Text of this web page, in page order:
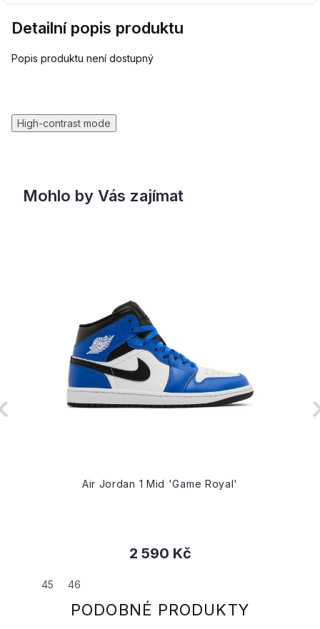
Detailní popis produktu
Popis produktu není dostupný
High-contrast mode
Air Jordan 1 Mid 'Game Royal'
2 590 Kč
45 46